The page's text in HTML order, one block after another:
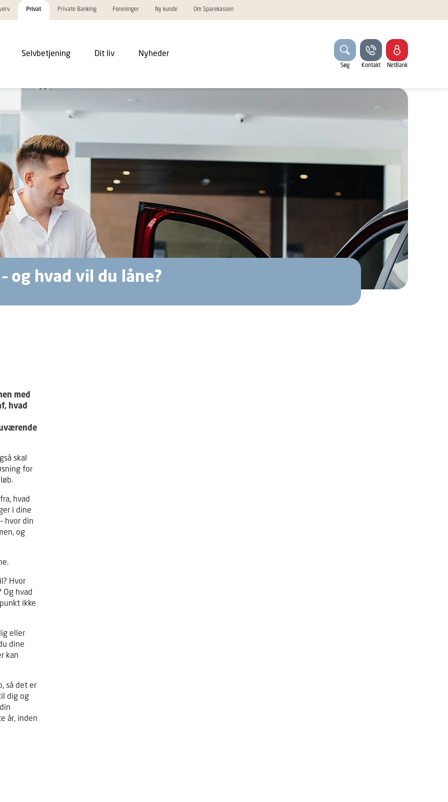
Privat Private Banking Foreninger Ny kunde Om Sparekassen
Selvbetjening Dit liv Nyheder
Søg Kontakt NetBank
og hvad vil du låne?
med
hvad
skal
for
hvad
i dine
hvor din
og
Hvor
hvad
ikke
eller
dine
kan
så det er
dig og
år, inden